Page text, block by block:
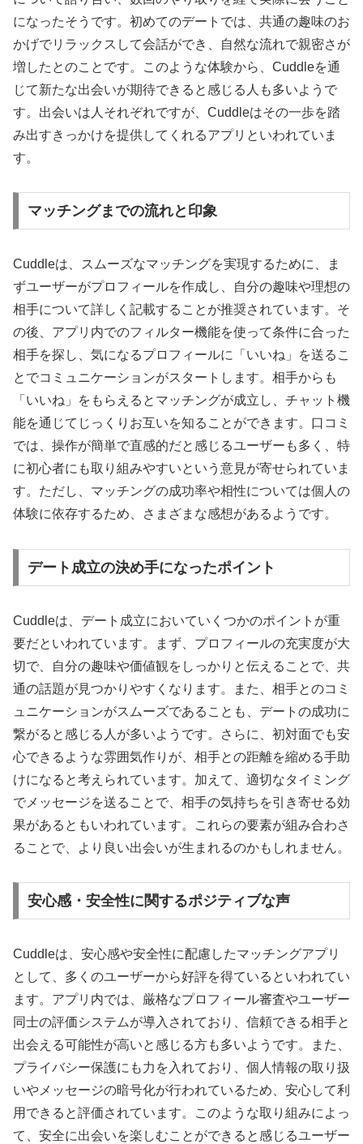
になったそうです。初めてのデートでは、共通の趣味のお
かげでリラックスして会話ができ、自然な流れで親密さが
増したとのことです。このような体験から、Cuddleを通
じて新たな出会いが期待できると感じる人も多いようで
す。出会いは人それぞれですが、Cuddleはその一歩を踏
み出すきっかけを提供してくれるアプリといわれていま
す。
マッチングまでの流れと印象
Cuddleは、スムーズなマッチングを実現するために、ま
ずユーザーがプロフィールを作成し、自分の趣味や理想の
相手について詳しく記載することが推奨されています。そ
の後、アプリ内でのフィルター機能を使って条件に合った
相手を探し、気になるプロフィールに「いいね」を送るこ
とでコミュニケーションがスタートします。相手からも
「いいね」をもらえるとマッチングが成立し、チャット機
能を通じてじっくりお互いを知ることができます。口コミ
では、操作が簡単で直感的だと感じるユーザーも多く、特
に初心者にも取り組みやすいという意見が寄せられていま
す。ただし、マッチングの成功率や相性については個人の
体験に依存するため、さまざまな感想があるようです。
デート成立の決め手になったポイント
Cuddleは、デート成立においていくつかのポイントが重
要だといわれています。まず、プロフィールの充実度が大
切で、自分の趣味や価値観をしっかりと伝えることで、共
通の話題が見つかりやすくなります。また、相手とのコミ
ュニケーションがスムーズであることも、デートの成功に
繋がると感じる人が多いようです。さらに、初対面でも安
心できるような雰囲気作りが、相手との距離を縮める手助
けになると考えられています。加えて、適切なタイミング
でメッセージを送ることで、相手の気持ちを引き寄せる効
果があるともいわれています。これらの要素が組み合わさ
ることで、より良い出会いが生まれるのかもしれません。
安心感・安全性に関するポジティブな声
Cuddleは、安心感や安全性に配慮したマッチングアプリ
として、多くのユーザーから好評を得ているといわれてい
ます。アプリ内では、厳格なプロフィール審査やユーザー
同士の評価システムが導入されており、信頼できる相手と
出会える可能性が高いと感じる方も多いようです。また、
プライバシー保護にも力を入れており、個人情報の取り扱
いやメッセージの暗号化が行われているため、安心して利
用できると評価されています。このような取り組みによっ
て、安全に出会いを楽しむことができると感じるユーザー